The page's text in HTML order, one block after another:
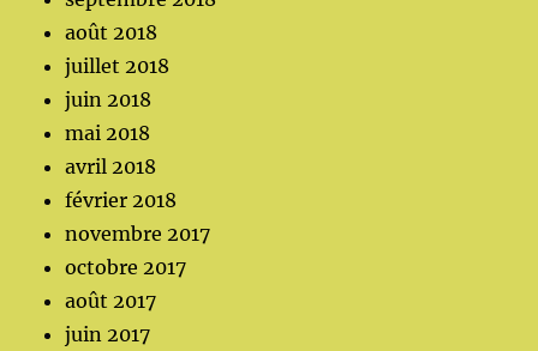
août 2018
juillet 2018
juin 2018
mai 2018
avril 2018
février 2018
novembre 2017
octobre 2017
août 2017
juin 2017